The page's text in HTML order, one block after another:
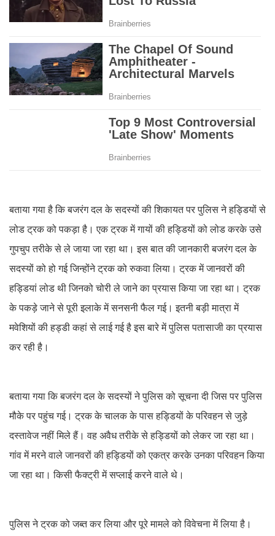
बताया गया है कि बजरंग दल के सदस्यों की शिकायत पर पुलिस ने हड्डियों से
लोड ट्रक को पकड़ा है। एक ट्रक में गायों की हड्डियों को लोड करके उसे
गुपचुप तरीके से ले जाया जा रहा था। इस बात की जानकारी बजरंग दल के
सदस्यों को हो गई जिन्होंने ट्रक को रुकवा लिया। ट्रक में जानवरों की
हड्डियां लोड थी जिनको चोरी ले जाने का प्रयास किया जा रहा था। ट्रक
के पकड़े जाने से पूरी इलाके में सनसनी फैल गई। इतनी बड़ी मात्रा में
मवेशियों की हड्डी कहां से लाई गई है इस बारे में पुलिस पतासाजी का प्रयास
कर रही है।
बताया गया कि बजरंग दल के सदस्यों ने पुलिस को सूचना दी जिस पर पुलिस
मौके पर पहुंच गई। ट्रक के चालक के पास हड्डियों के परिवहन से जुड़े
दस्तावेज नहीं मिले हैं। वह अवैध तरीके से हड्डियों को लेकर जा रहा था।
गांव में मरने वाले जानवरों की हड्डियों को एकत्र करके उनका परिवहन किया
जा रहा था। किसी फैक्ट्री में सप्लाई करने वाले थे।
पुलिस ने ट्रक को जब्त कर लिया और पूरे मामले को विवेचना में लिया है।